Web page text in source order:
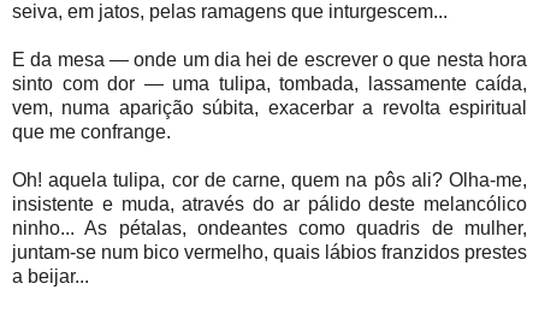
seiva, em jatos, pelas ramagens que inturgescem...
E da mesa — onde um dia hei de escrever o que nesta hora
sinto com dor — uma tulipa, tombada, lassamente caída,
vem, numa aparição súbita, exacerbar a revolta espiritual
que me confrange.
Oh! aquela tulipa, cor de carne, quem na pôs ali? Olha-me,
insistente e muda, através do ar pálido deste melancólico
ninho... As pétalas, ondeantes como quadris de mulher,
juntam-se num bico vermelho, quais lábios franzidos prestes
a beijar...